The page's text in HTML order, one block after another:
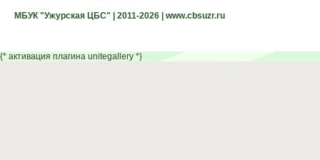
МБУК "Ужурская ЦБС" | 2011-2026 | www.cbsuzr.ru
{* активация плагина unitegallery *}